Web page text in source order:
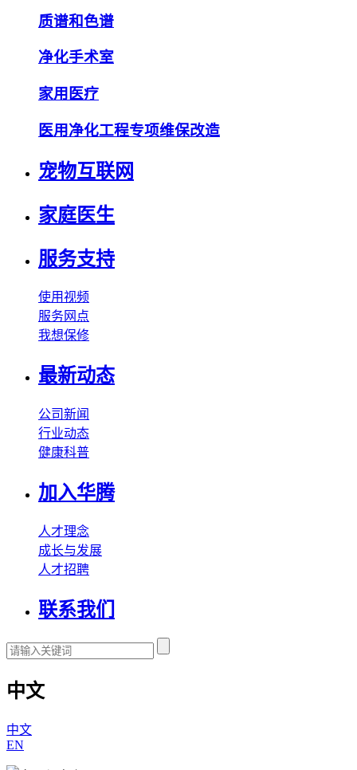
质谱和色谱
净化手术室
家用医疗
医用净化工程专项维保改造
宠物互联网
家庭医生
服务支持
使用视频
服务网点
我想保修
最新动态
公司新闻
行业动态
健康科普
加入华腾
人才理念
成长与发展
人才招聘
联系我们
中文
中文
EN